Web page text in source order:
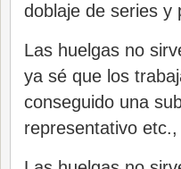
doblaje de series y
Las huelgas no
ya sé que los
conseguido una
representativo